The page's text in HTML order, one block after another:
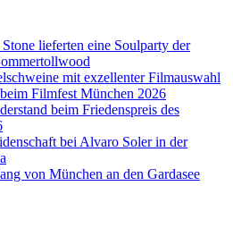
lieferten eine Soulparty der
mit exzellenter Filmauswahl
Filmfest München 2026
beim Friedenspreis des
bei Alvaro Soler in der
von München an den Gardasee